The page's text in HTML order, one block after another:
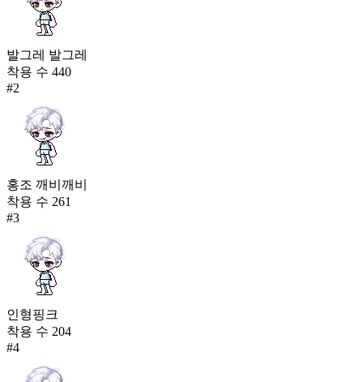
발그레 발그레
착용 수 440
#2
홍조 깨비깨비
착용 수 261
#3
인형핑크
착용 수 204
#4